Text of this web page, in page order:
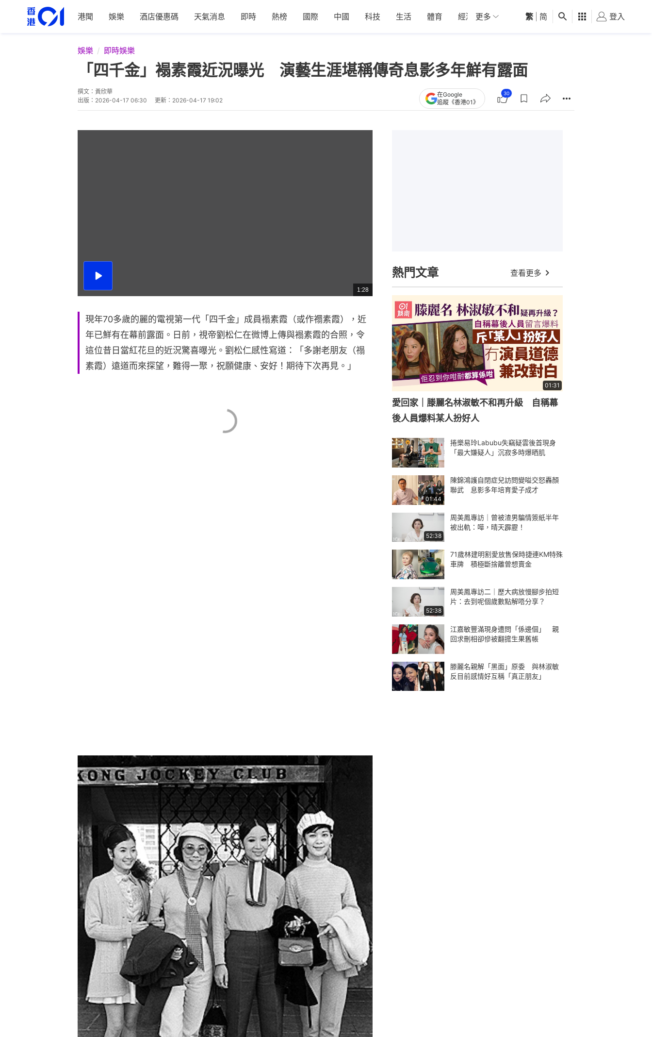
港聞 娛樂 酒店優惠碼 天氣消息 即時 熱榜 國際 中國 科技 生活 體育 經濟 01深圳 觀點 健康 好食玩飛
更多 繁 简 登入
娛樂 即時娛樂
「四千金」褟素霞近況曝光 演藝生涯堪稱傳奇息影多年鮮有露面
撰文： 黃欣華
出版： 2026-04-17 06:30 更新： 2026-04-17 19:02
在Google
追蹤《香港01》
30
播
總
共
1:28
現年70多歲的麗的電視第一代「四千金」成員褟素霞（或作禤素霞），近
年已鮮有在幕前露面。日前，視帝劉松仁在微博上傳與褟素霞的合照，令
這位昔日當紅花旦的近況驚喜曝光。劉松仁感性寫道：「多謝老朋友（禢
素霞）遠道而來探望，難得一聚，祝願健康、安好！期待下次再見。」
熱門文章 查看更多
01:31
愛回家｜滕麗名林淑敏不和再升級 自稱幕
後人員爆料某人扮好人
捲樂易玲Labubu失竊疑雲後首現身
「最大嫌疑人」沉寂多時爆晒肌
01:44
陳錦鴻護自閉症兒訪問變嗌交怒轟顏
聯武 息影多年培育愛子成才
52:38
周美鳳專訪｜曾被渣男騙情簽紙半年
被出軌：嘩，晴天霹靂！
71歲林建明割愛放售保時捷連KM特殊
車牌 積極斷捨離曾想賣金
52:38
周美鳳專訪二｜歷大病放慢腳步拍短
片：去到呢個歲數點解唔分享？
江嘉敏豐滿現身遭問「係邊個」 親
回求刪相卻慘被翻搲生果舊帳
滕麗名親解「黑面」原委 與林淑敏
反目前感情好互稱「真正朋友」